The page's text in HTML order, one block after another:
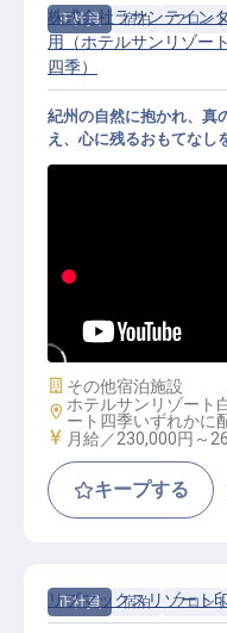
正社員 宿泊 フロント
フロント｜月給
の絶景と一流の所
株式会社ラサンテイン
用（ホテルサンリゾー
四季）
紀州の自然に抱かれ、真
え、心に残るおもてなし
施設業態
その他宿泊施設
勤務地
ホテルサンリゾート
ート四季いずれかに
給与
月給／230,000円～
キープする
正社員 宿泊 フロン
リブマックスリゾート